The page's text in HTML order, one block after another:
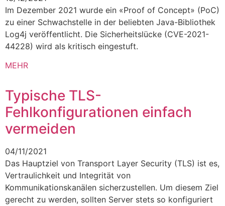
Im Dezember 2021 wurde ein «Proof of Concept» (PoC)
zu einer Schwachstelle in der beliebten Java-Bibliothek
Log4j veröffentlicht. Die Sicherheitslücke (CVE-2021-
44228) wird als kritisch eingestuft.
MEHR
Typische TLS-
Fehlkonfigurationen einfach
vermeiden
04/11/2021
Das Hauptziel von Transport Layer Security (TLS) ist es,
Vertraulichkeit und Integrität von
Kommunikationskanälen sicherzustellen. Um diesem Ziel
gerecht zu werden, sollten Server stets so konfiguriert